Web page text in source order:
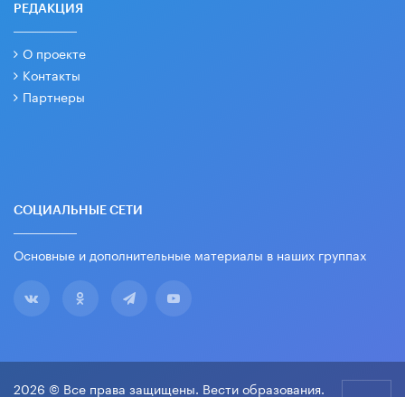
РЕДАКЦИЯ
О проекте
Контакты
Партнеры
СОЦИАЛЬНЫЕ СЕТИ
Основные и дополнительные материалы в наших группах
2026 © Все права защищены. Вести образования.